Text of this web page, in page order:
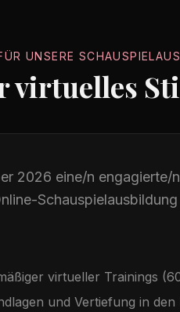
UNSERE
virtuelles
2026 eine/n engagierte/
virtueller Trainings
und Vertiefung in